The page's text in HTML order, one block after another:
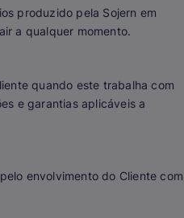
produzido pela Sojern em
a qualquer momento.
quando este trabalha com
e garantias aplicáveis a
envolvimento do Cliente com